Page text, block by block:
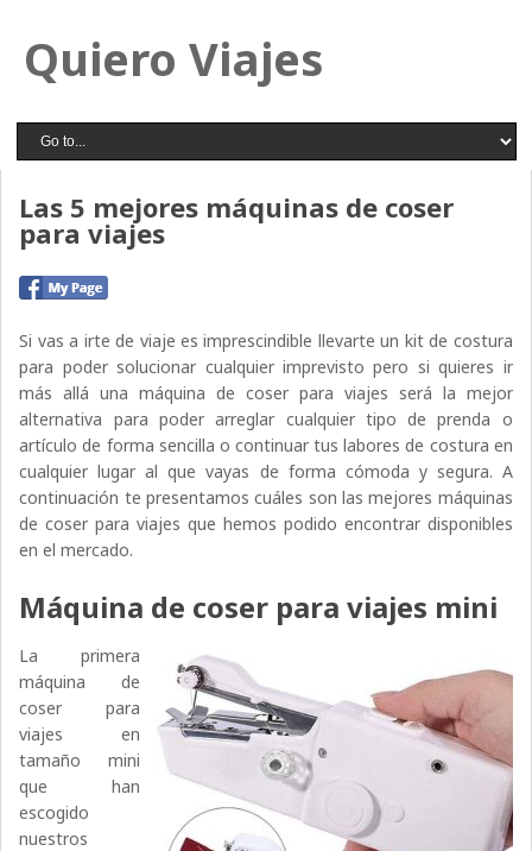
Quiero Viajes
Las 5 mejores máquinas de coser
para viajes
Si vas a irte de viaje es imprescindible llevarte un kit de costura
para poder solucionar cualquier imprevisto pero si quieres ir
más allá una máquina de coser para viajes será la mejor
alternativa para poder arreglar cualquier tipo de prenda o
artículo de forma sencilla o continuar tus labores de costura en
cualquier lugar al que vayas de forma cómoda y segura. A
continuación te presentamos cuáles son las mejores máquinas
de coser para viajes que hemos podido encontrar disponibles
en el mercado.
Máquina de coser para viajes mini
La primera
máquina de
coser para
viajes en
tamaño mini
que han
escogido
nuestros